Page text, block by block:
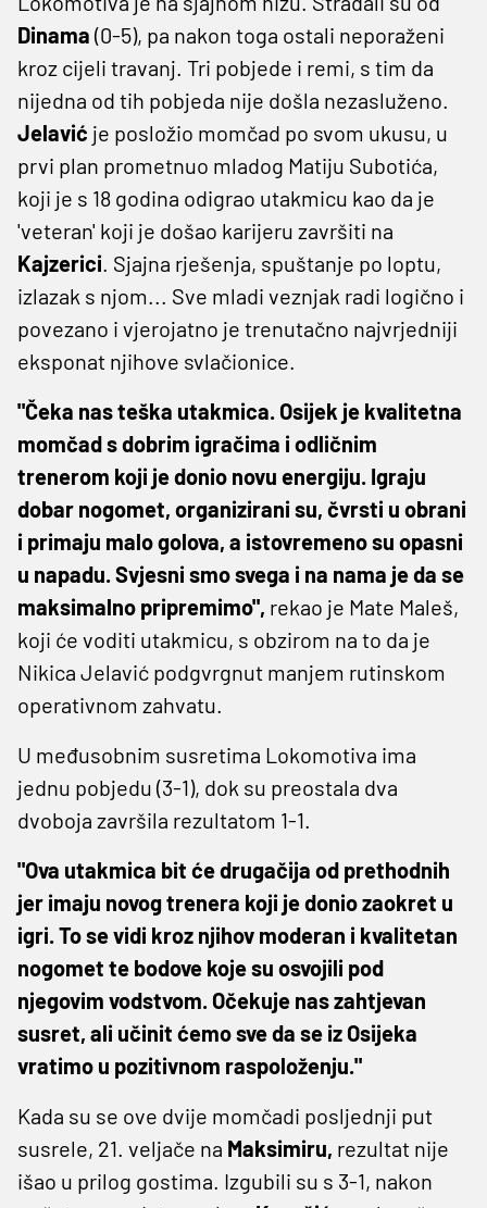
Dinama (0-5), pa nakon toga ostali neporaženi
kroz cijeli travanj. Tri pobjede i remi, s tim da
nijedna od tih pobjeda nije došla nezasluženo.
Jelavić je posložio momčad po svom ukusu, u
prvi plan prometnuo mladog Matiju Subotića,
koji je s 18 godina odigrao utakmicu kao da je
'veteran' koji je došao karijeru završiti na
Kajzerici. Sjajna rješenja, spuštanje po loptu,
izlazak s njom... Sve mladi veznjak radi logično i
povezano i vjerojatno je trenutačno najvrjedniji
eksponat njihove svlačionice.
"Čeka nas teška utakmica. Osijek je kvalitetna
momčad s dobrim igračima i odličnim
trenerom koji je donio novu energiju. Igraju
dobar nogomet, organizirani su, čvrsti u obrani
i primaju malo golova, a istovremeno su opasni
u napadu. Svjesni smo svega i na nama je da se
maksimalno pripremimo", rekao je Mate Maleš,
koji će voditi utakmicu, s obzirom na to da je
Nikica Jelavić podgvrgnut manjem rutinskom
operativnom zahvatu.
U međusobnim susretima Lokomotiva ima
jednu pobjedu (3-1), dok su preostala dva
dvoboja završila rezultatom 1-1.
"Ova utakmica bit će drugačija od prethodnih
jer imaju novog trenera koji je donio zaokret u
igri. To se vidi kroz njihov moderan i kvalitetan
nogomet te bodove koje su osvojili pod
njegovim vodstvom. Očekuje nas zahtjevan
susret, ali učinit ćemo sve da se iz Osijeka
vratimo u pozitivnom raspoloženju."
Kada su se ove dvije momčadi posljednji put
susrele, 21. veljače na Maksimiru, rezultat nije
išao u prilog gostima. Izgubili su s 3-1, nakon